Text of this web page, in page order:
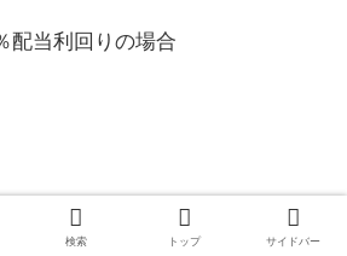
当利回りの場合
（例）がどこまで伸びるかが分か
検索 トップ サイドバー